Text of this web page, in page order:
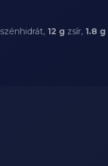
szénhidrát, 12 g zsír, 1.8 g